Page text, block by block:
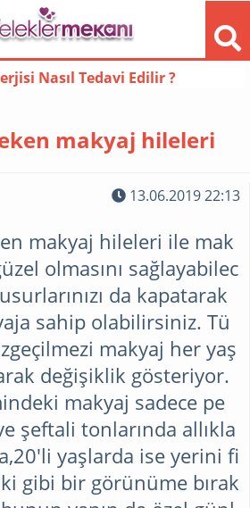
Harika Karizmatik Saç Modelleri
makyaj hileleri
13.06.2019 22:13
makyaj hileleri ile mak
olmasını sağlayabilec
da kapatarak
sahip olabilirsiniz. Tü
makyaj her yaş
değişiklik gösteriyor.
makyaj sadece pe
şeftali tonlarında allıkla
yaşlarda ise yerini fi
gibi bir görünüme bırak